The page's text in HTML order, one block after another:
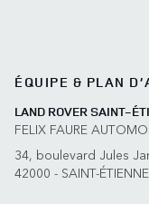
ÉQUIPE & PLAN
LAND ROVER SAINT-
FELIX FAURE
34, boulevard Jules
42000 - SAINT-ÉTIENNE